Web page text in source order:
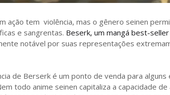
ação tem violência, mas o gênero seinen
e sangrentas. Beserk, um mangá best-seller
notável por suas representações
de Berserk é um ponto de venda para alguns
todo anime seinen capitaliza a capacidade de